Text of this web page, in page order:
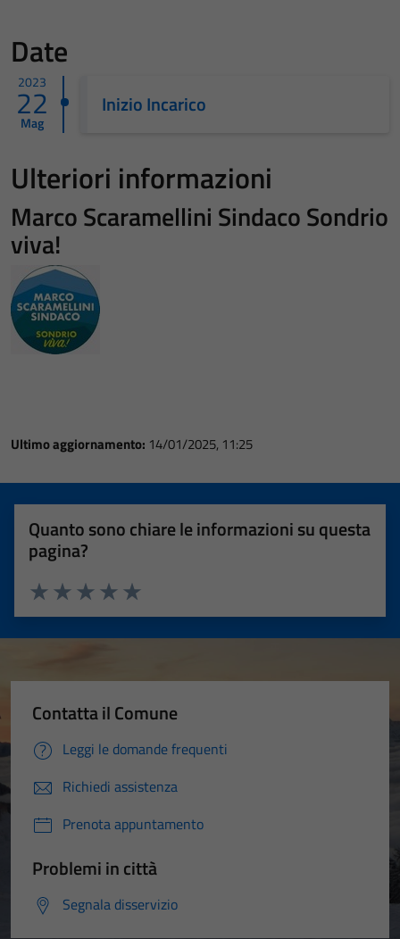
Date
2023
22
Mag
Inizio Incarico
Ulteriori informazioni
Marco Scaramellini Sindaco Sondrio
viva!
Ultimo aggiornamento: 14/01/2025, 11:25
Quanto sono chiare le informazioni su questa
pagina?
Valuta 5 stelle su 5
Valuta 4 stelle su 5
Valuta 3 stelle su 5
Valuta 2 stelle su 5
Valuta 1 stelle su 5
Contatta il Comune
Leggi le domande frequenti
Richiedi assistenza
Prenota appuntamento
Problemi in città
Segnala disservizio